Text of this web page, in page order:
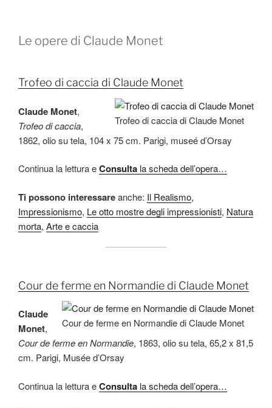
Le opere di Claude Monet
Trofeo di caccia di Claude Monet
Trofeo di caccia di Claude Monet
Claude Monet,
Trofeo di caccia,
1862, olio su tela, 104 x 75 cm. Parigi, museé d’Orsay
Continua la lettura eConsulta la scheda dell’opera…
Ti possono interessareanche: Il Realismo,
Impressionismo, Le otto mostre degli impressionisti, Natura
morta, Arte e caccia
Cour de ferme en Normandie di Claude Monet
Cour de ferme en Normandie di Claude Monet
Claude
Monet,
Cour de ferme en Normandie, 1863, olio su tela, 65,2 x 81,5
cm. Parigi, Musée d’Orsay
Continua la lettura eConsulta la scheda dell’opera…